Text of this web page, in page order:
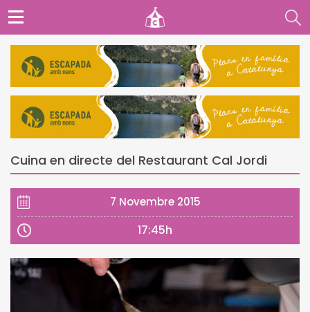
Cuina en directe del Restaurant Cal Jordi
7 Novembre 2015
17:45h